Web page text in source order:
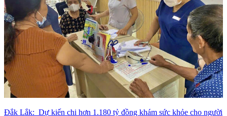
Đắk Lắk: Dự kiến chi hơn 1.180 tỷ đồng khám sức khỏe cho người